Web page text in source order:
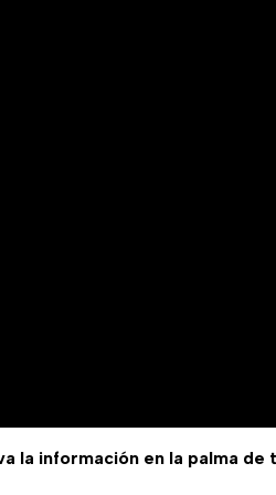
la información en la palma de